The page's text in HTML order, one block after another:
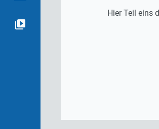
Hier Teil eins